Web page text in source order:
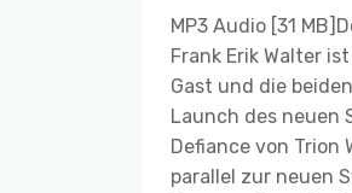
MP3 Audio [31
Frank Erik Walter
Gast und die
Launch des neuen
Defiance von Trion
parallel zur neuen